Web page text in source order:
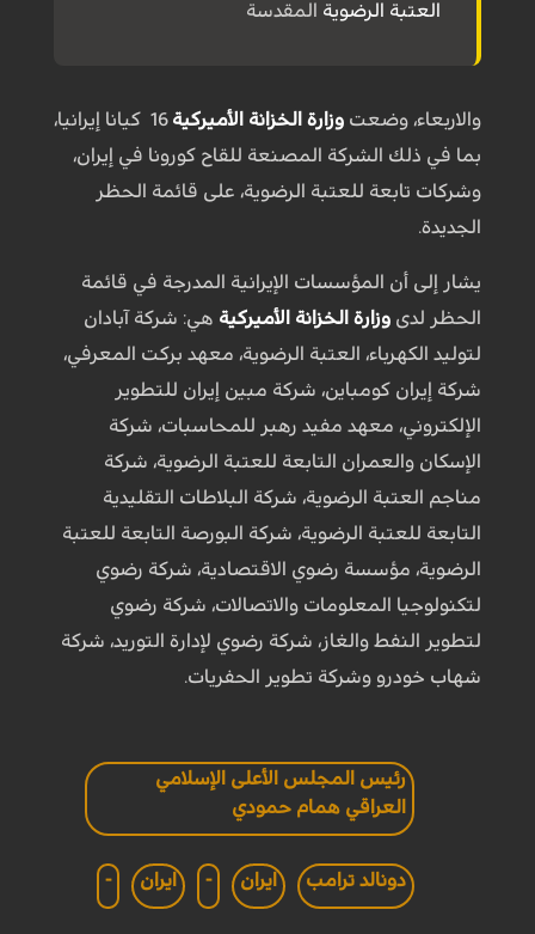
العتبة الرضوية المقدسة
والاربعاء، وضعت وزارة الخزانة الأميركية
16 كيانا إيرانيا،
بما في ذلك الشركة المصنعة للقاح كورونا في إيران،
وشركات تابعة للعتبة الرضوية، على قائمة الحظر
الجديدة.
يشار إلى أن المؤسسات الإيرانية المدرجة في قائمة
الحظر لدى وزارة الخزانة الأميركية هي: شركة آبادان
لتوليد الكهرباء، العتبة الرضوية، معهد بركت المعرفي،
شركة إيران كومباين، شركة مبين إيران للتطوير
الإلكتروني، معهد مفيد رهبر للمحاسبات، شركة
الإسكان والعمران التابعة للعتبة الرضوية، شركة
مناجم العتبة الرضوية، شركة البلاطات التقليدية
التابعة للعتبة الرضوية، شركة البورصة التابعة للعتبة
الرضوية، مؤسسة رضوي الاقتصادية، شركة رضوي
لتكنولوجيا المعلومات والاتصالات، شركة رضوي
لتطوير النفط والغاز، شركة رضوي لإدارة التوريد، شركة
شهاب خودرو وشركة تطوير الحفريات.
رئيس المجلس الأعلى الإسلامي
العراقي همام حمودي
دونالد ترامب ايران - ايران -